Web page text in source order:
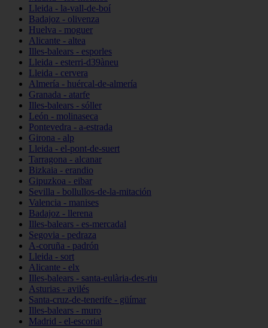
Lleida - la-vall-de-boí
Badajoz - olivenza
Huelva - moguer
Alicante - altea
Illes-balears - esporles
Lleida - esterri-d39àneu
Lleida - cervera
Almería - huércal-de-almería
Granada - atarfe
Illes-balears - sóller
León - molinaseca
Pontevedra - a-estrada
Girona - alp
Lleida - el-pont-de-suert
Tarragona - alcanar
Bizkaia - erandio
Gipuzkoa - eibar
Sevilla - bollullos-de-la-mitación
Valencia - manises
Badajoz - llerena
Illes-balears - es-mercadal
Segovia - pedraza
A-coruña - padrón
Lleida - sort
Alicante - elx
Illes-balears - santa-eulària-des-riu
Asturias - avilés
Santa-cruz-de-tenerife - güímar
Illes-balears - muro
Madrid - el-escorial